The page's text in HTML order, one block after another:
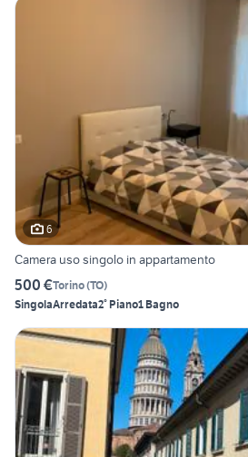
6
Camera uso singolo in appartamento
500 €Torino(TO)
SingolaArredata2° Piano1 Bagno